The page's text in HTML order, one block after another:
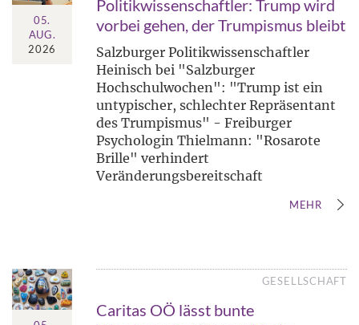
05.
AUG.
2026
Politikwissenschaftler: Trump wird
vorbei gehen, der Trumpismus bleibt
Salzburger Politikwissenschaftler
Heinisch bei "Salzburger
Hochschulwochen": "Trump ist ein
untypischer, schlechter Repräsentant
des Trumpismus" - Freiburger
Psychologin Thielmann: "Rosarote
Brille" verhindert
Veränderungsbereitschaft
MEHR
GESELLSCHAFT
Caritas OÖ lässt bunte